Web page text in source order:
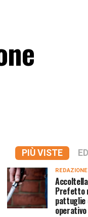
PIÙ VISTE
REDAZIONE
Prefetto
pattuglie
operativo